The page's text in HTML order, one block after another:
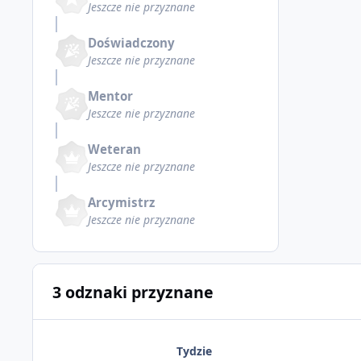
Jeszcze nie przyznane
Doświadczony
Jeszcze nie przyznane
Mentor
Jeszcze nie przyznane
Weteran
Jeszcze nie przyznane
Arcymistrz
Jeszcze nie przyznane
3 odznaki przyznane
Tydzie